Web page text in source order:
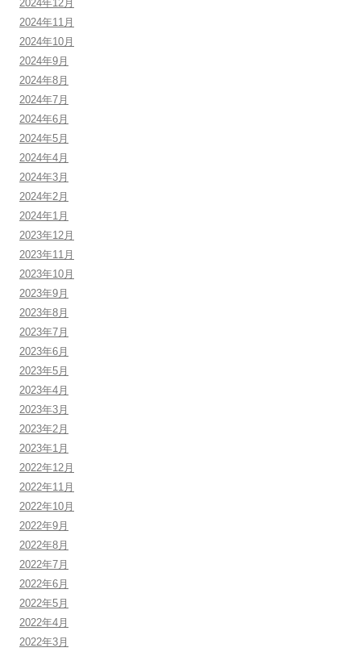
2024年12月
2024年11月
2024年10月
2024年9月
2024年8月
2024年7月
2024年6月
2024年5月
2024年4月
2024年3月
2024年2月
2024年1月
2023年12月
2023年11月
2023年10月
2023年9月
2023年8月
2023年7月
2023年6月
2023年5月
2023年4月
2023年3月
2023年2月
2023年1月
2022年12月
2022年11月
2022年10月
2022年9月
2022年8月
2022年7月
2022年6月
2022年5月
2022年4月
2022年3月